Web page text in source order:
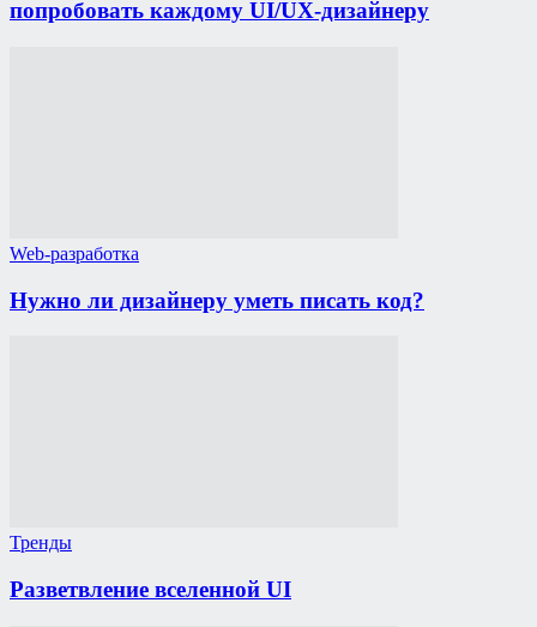
попробовать каждому UI/UX-дизайнеру
Web-разработка
Нужно ли дизайнеру уметь писать код?
Тренды
Разветвление вселенной UI